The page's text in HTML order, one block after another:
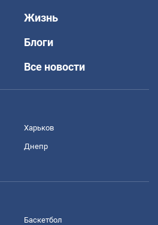
Жизнь
Блоги
Все новости
Харьков
Днепр
Баскетбол